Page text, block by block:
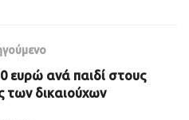
ευρώ ανά παιδί στους
των δικαιούχων